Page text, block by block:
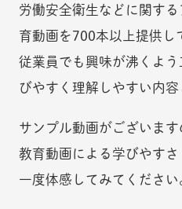
労働安全衛生などに関す
育動画を700本以上提供し
従業員でも興味が沸くよ
びやすく理解しやすい内容
サンプル動画がございま
教育動画による学びやす
一度体感してみてください